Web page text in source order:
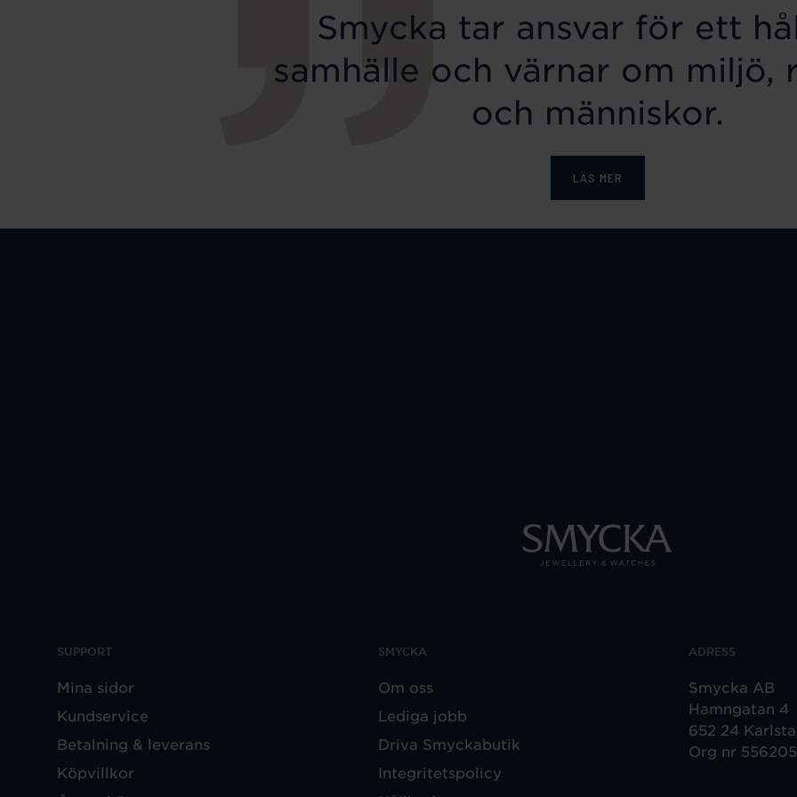
Smycka tar ansvar för ett
samhälle och värnar om miljö,
och människor.
LÄS MER
SUPPORT
Mina sidor
Kundservice
Betalning & leverans
Köpvillkor
SMYCKA
Om oss
Lediga jobb
Driva Smyckabutik
Integritetspolicy
ADRESS
Smycka AB
Hamngatan 4
652 24
Org nr